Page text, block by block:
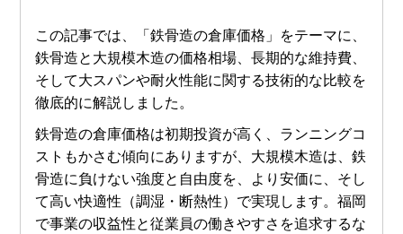
この記事では、「鉄骨造の倉庫価格」をテーマに、
鉄骨造と大規模木造の価格相場、長期的な維持費、
そして大スパンや耐火性能に関する技術的な比較を
徹底的に解説しました。
鉄骨造の倉庫価格は初期投資が高く、ランニングコ
ストもかさむ傾向にありますが、大規模木造は、鉄
骨造に負けない強度と自由度を、より安価に、そし
て高い快適性（調湿・断熱性）で実現します。福岡
で事業の収益性と従業員の働きやすさを追求するな